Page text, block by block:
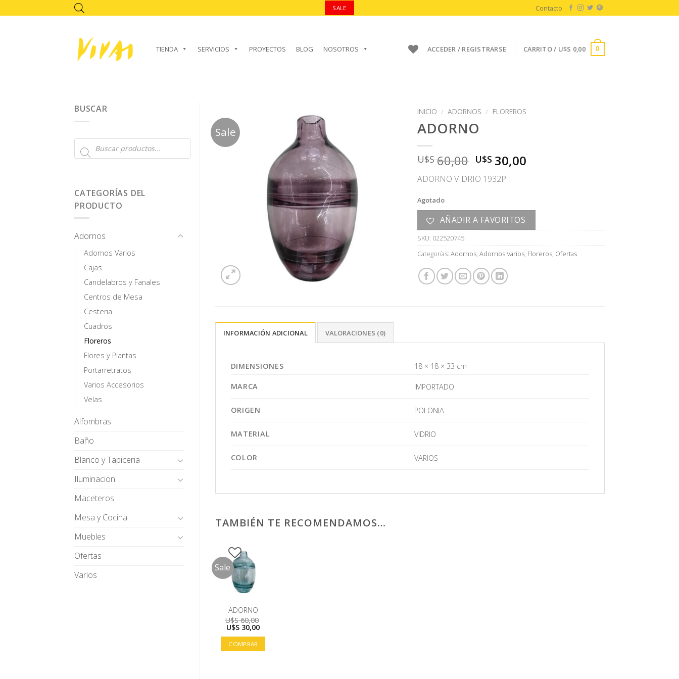
to
SALE Contacto
TIENDA SERVICIOS PROYECTOS BLOG NOSOTROS ACCEDER / REGISTRARSE CARRITO / U$S 0,00 0
BUSCAR
Búsqueda
de
CATEGORÍAS DEL
PRODUCTO
Adornos
Adornos Varios
Cajas
Candelabros y Fanales
Centros de Mesa
Cesteria
Cuadros
Floreros
Flores y Plantas
Portarretratos
Varios Accesorios
Velas
Alfombras
Baño
Blanco y Tapiceria
Iluminacion
Maceteros
Mesa y Cocina
Muebles
Ofertas
Varios
Sale
AÑADIR A
FAVORITOS
INICIO / ADORNOS / FLOREROS
ADORNO
U$S60,00 El
precio
original
U$S
60,00.
U$S 30,00
U$S
ADORNO VIDRIO 1932P
Agotado
AÑADIR A FAVORITOS
SKU: 022520745
Categorías:Adornos,Adornos Varios, Floreros, Ofertas
INFORMACIÓN ADICIONAL VALORACIONES (0)
DIMENSIONES 18 × 18 × 33 cm
MARCA IMPORTADO
ORIGEN POLONIA
MATERIAL VIDRIO
COLOR VARIOS
TAMBIÉN TE RECOMENDAMOS…
Sale
ADORNO
U$S60,00
El
precio
original
era:
U$S 30,00El
COMPRAR